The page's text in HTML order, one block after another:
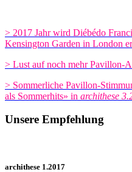
> 2017 Jahr wird Diébédo
Kensington Garden in London
> Lust auf noch mehr Pavillon-
> Sommerliche Pavillon-
als Sommerhits» in archithese
Unsere Empfehlung
archithese 1.2017